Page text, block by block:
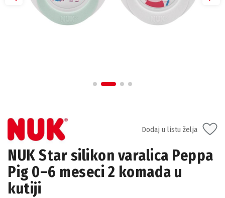
Dodaj u listu želja
NUK Star silikon varalica Peppa
Pig 0–6 meseci 2 komada u
kutiji